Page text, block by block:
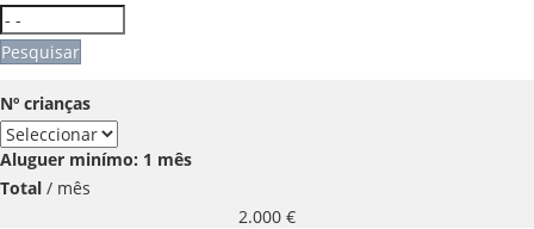
Pesquisar
Nº crianças
Aluguer minímo: 1 mês
Total / mês
2.000 €